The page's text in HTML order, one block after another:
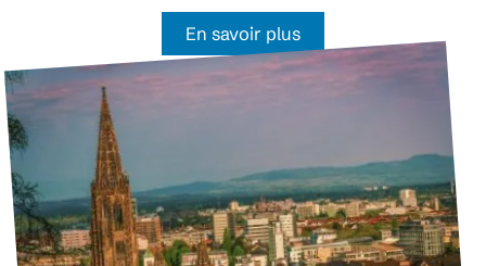
En savoir plus